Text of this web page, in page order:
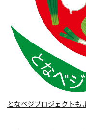
となベジプロジェクトも